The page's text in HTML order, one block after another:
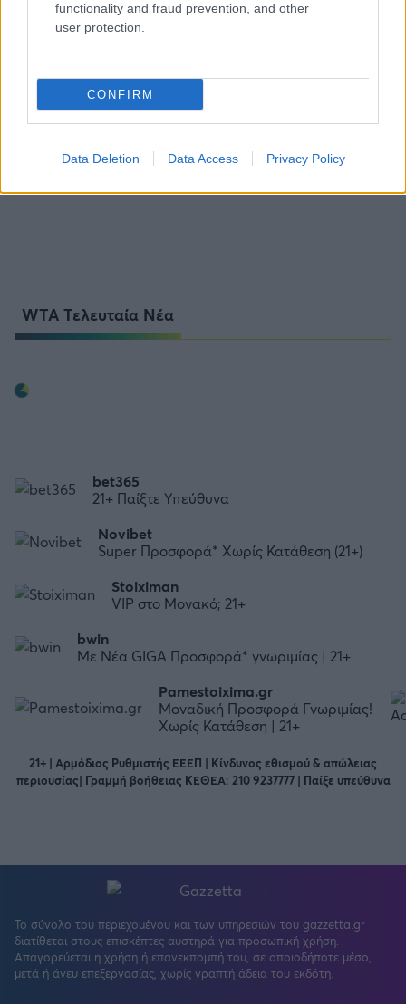
functionality and fraud prevention, and other
user protection.
CONFIRM
Data Deletion Data Access Privacy Policy
WTA Τελευταία Νέα
bwin
Με Νέα GIGA Προσφορά* γνωριμίας | 21+
Stoiximan
VIP στο Μονακό; 21+
Novibet
Super Προσφορά* Χωρίς Κατάθεση (21+)
Pamestoixima.gr
Μοναδική Προσφορά Γνωριμίας!
Χωρίς Κατάθεση | 21+
bet365
21+ Παίξτε Υπεύθυνα
21+ | Αρμόδιος Ρυθμιστής ΕΕΕΠ | Κίνδυνος εθισμού & απώλειας
περιουσίας| Γραμμή βοήθειας ΚΕΘΕΑ: 210 9237777 | Παίξε υπεύθυνα
Το σύνολο του περιεχομένου και των υπηρεσιών του gazzetta.gr
διατίθεται στους επισκέπτες αυστηρά για προσωπική χρήση.
Απαγορεύεται η χρήση ή επανεκπομπή του, σε οποιοδήποτε μέσο,
μετά ή άνευ επεξεργασίας, χωρίς γραπτή άδεια του εκδότη.